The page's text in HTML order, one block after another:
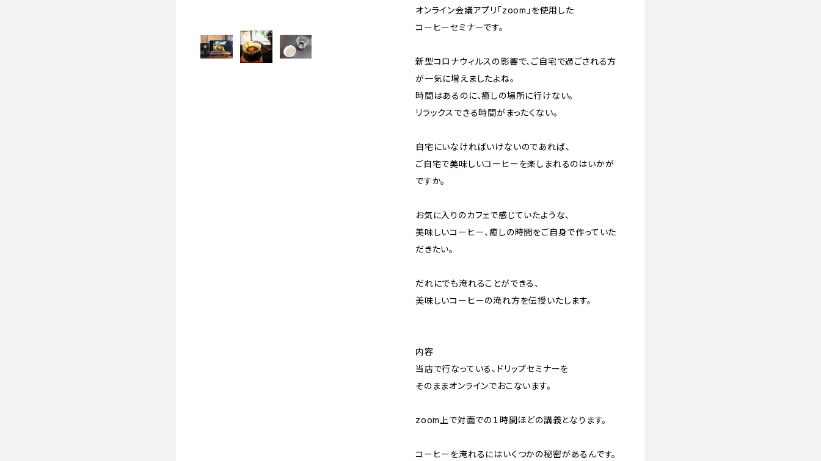
オンライン会議アプリ「zoom」を使用した
コーヒーセミナーです。
新型コロナウィルスの影響で、ご自宅で過ごされる方
が一気に増えましたよね。
時間はあるのに、癒しの場所に行けない。
リラックスできる時間がまったくない。
自宅にいなければいけないのであれば、
ご自宅で美味しいコーヒーを楽しまれるのはいかが
ですか。
お気に入りのカフェで感じていたような、
美味しいコーヒー、癒しの時間をご自身で作っていた
だきたい。
だれにでも淹れることができる、
美味しいコーヒーの淹れ方を伝授いたします。
内容
当店で行なっている、ドリップセミナーを
そのままオンラインでおこないます。
zoom上で対面での１時間ほどの講義となります。
コーヒーを淹れるにはいくつかの秘密があるんです。